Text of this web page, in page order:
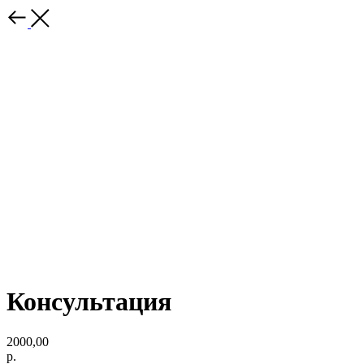
Консультация
2000,00
р.